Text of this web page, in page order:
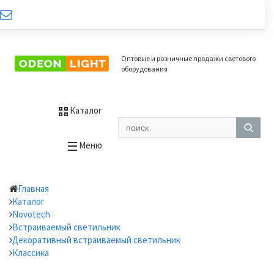
Оптовые и розничные продажи светового
оборудования
Каталог
Меню
Главная
Каталог
Novotech
Встраиваемый светильник
Декоративный встраиваемый светильник
Классика